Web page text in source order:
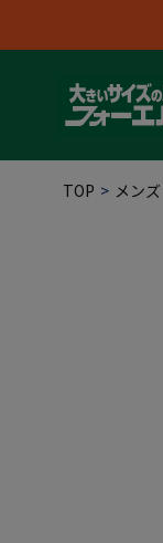
TOP メンズ